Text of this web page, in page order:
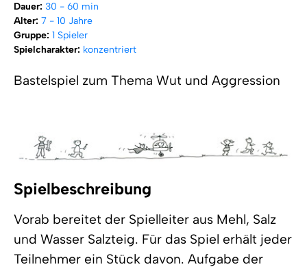
Dauer: 30 - 60 min
Alter: 7 - 10 Jahre
Gruppe: 1 Spieler
Spielcharakter: konzentriert
Bastelspiel zum Thema Wut und Aggression
Spielbeschreibung
Vorab bereitet der Spielleiter aus Mehl, Salz
und Wasser Salzteig. Für das Spiel erhält jeder
Teilnehmer ein Stück davon. Aufgabe der